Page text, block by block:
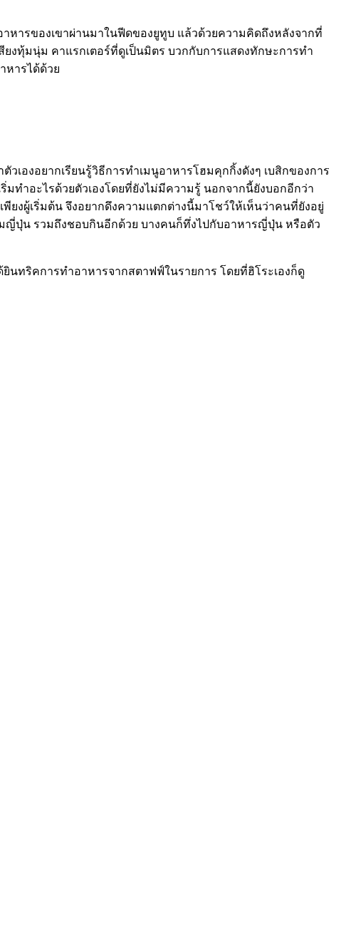
าหารของเขาผ่านมาในฟีดของยูทูบ แล้วด้วยความคิดถึงหลังจากที่
ยงทุ้มนุ่ม คาแรกเตอร์ที่ดูเป็นมิตร บวกกับการแสดงทักษะการทำ
หารได้ด้วย
เองอยากเรียนรู้วิธีการทำเมนูอาหารโฮมคุกกิ้งดังๆ เบสิกของการ
มทำอะไรด้วยตัวเองโดยที่ยังไม่มีความรู้ นอกจากนี้ยังบอกอีกว่า
งผู้เริ่มต้น จึงอยากดึงความแตกต่างนี้มาโชว์ให้เห็นว่าคนที่ยังอยู่
ญี่ปุ่น รวมถึงชอบกินอีกด้วย บางคนก็ทึ่งไปกับอาหารญี่ปุ่น หรือตัว
ยินทริคการทำอาหารจากสตาฟฟ์ในรายการ โดยที่ฮิโระเองก็ดู